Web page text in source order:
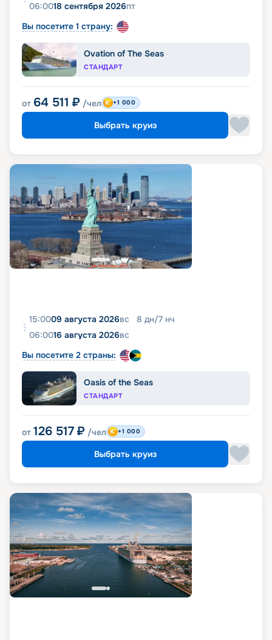
06:0018 сентября 2026пт
Вы посетите 1 страну:
Ovation of The Seas
СТАНДАРТ
от 64 511 ₽ /чел +1 000
Выбрать круиз
15:0009 августа 2026вс 8 дн/7 нч
06:0016 августа 2026вс
Вы посетите 2 страны:
Oasis of the Seas
СТАНДАРТ
от 126 517 ₽ /чел +1 000
Выбрать круиз